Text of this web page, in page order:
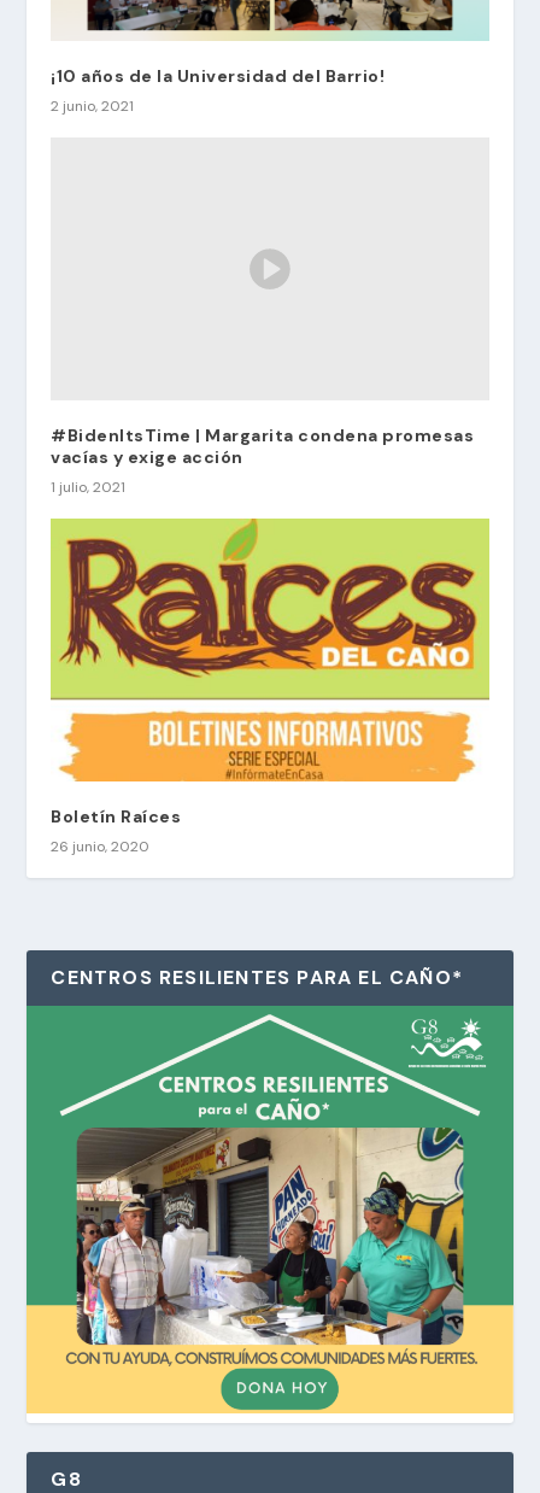
¡10 años de la Universidad del Barrio!
2 junio, 2021
#BidenItsTime | Margarita condena promesas
vacías y exige acción
1 julio, 2021
Boletín Raíces
26 junio, 2020
CENTROS RESILIENTES PARA EL CAÑO*
G8